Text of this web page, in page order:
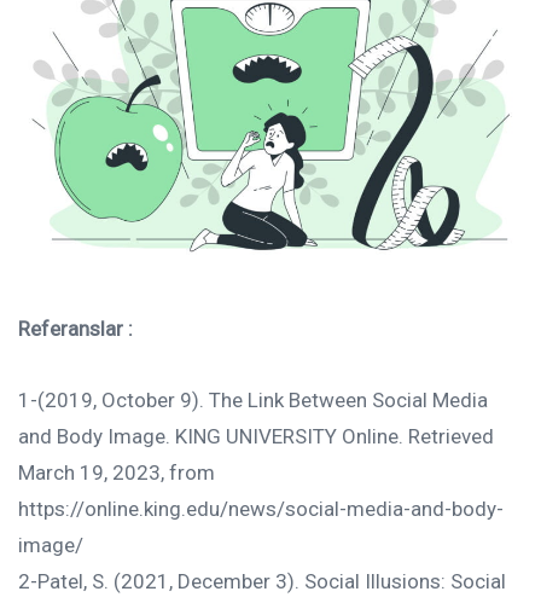
Referanslar :
1-(2019, October 9). The Link Between Social Media
and Body Image. KING UNIVERSITY Online. Retrieved
March 19, 2023, from
https://online.king.edu/news/social-media-and-body-
image/
2-Patel, S. (2021, December 3). Social Illusions: Social